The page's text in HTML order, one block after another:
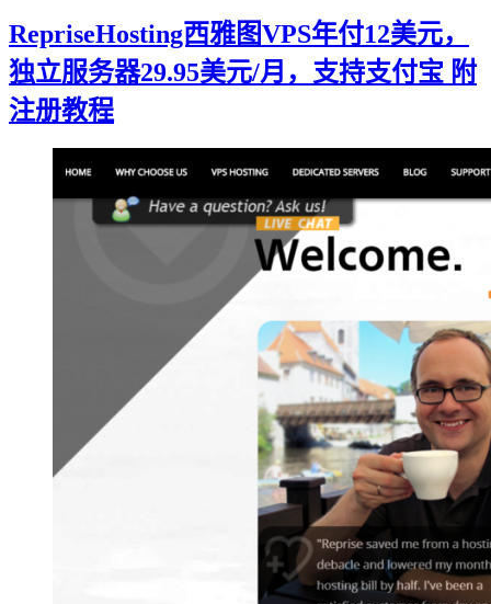
RepriseHosting西雅图VPS年付12美元，
独立服务器29.95美元/月，支持支付宝 附
注册教程